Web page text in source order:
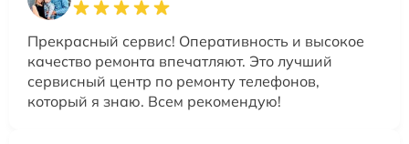
Прекрасный сервис! Оперативность и высокое
качество ремонта впечатляют. Это лучший
сервисный центр по ремонту телефонов,
который я знаю. Всем рекомендую!